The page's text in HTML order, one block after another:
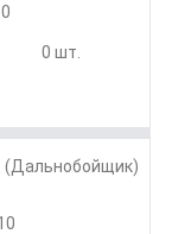
0 шт.
(Дальнобойщик)